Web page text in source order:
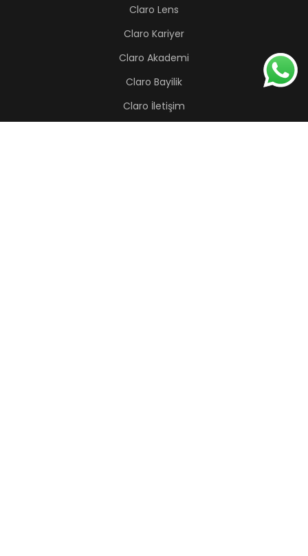
Claro Lens
Claro Kariyer
Claro Akademi
Claro Bayilik
Claro İletişim